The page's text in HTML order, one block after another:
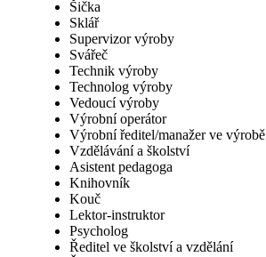
Šička
Sklář
Supervizor výroby
Svářeč
Technik výroby
Technolog výroby
Vedoucí výroby
Výrobní operátor
Výrobní ředitel/manažer ve výrobě
Vzdělávání a školství
Asistent pedagoga
Knihovník
Kouč
Lektor-instruktor
Psycholog
Ředitel ve školství a vzdělání